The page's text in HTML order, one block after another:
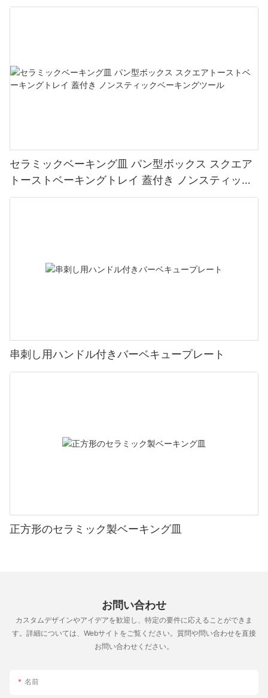
セラミックベーキング皿 パン型ボックス スクエア
トーストベーキングトレイ 蓋付き ノンスティック
ベーキングツール
串刺し用ハンドル付きバーベキュープレート
正方形のセラミック製ベーキング皿
お問い合わせ
カスタムデザインやアイデアを歓迎し、特定の要件に応えることができま
す。詳細については、Webサイトをご覧ください。質問や問い合わせを直接
お問い合わせください。
名前